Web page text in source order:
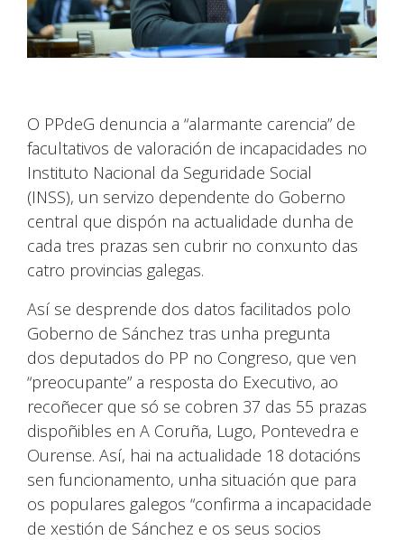
O PPdeG denuncia a “alarmante carencia” de
facultativos de valoración de incapacidades no
Instituto Nacional da Seguridade Social
(INSS), un servizo dependente do Goberno
central que dispón na actualidade dunha de
cada tres prazas sen cubrir no conxunto das
catro provincias galegas.
Así se desprende dos datos facilitados polo
Goberno de Sánchez tras unha pregunta
dos deputados do PP no Congreso, que ven
“preocupante” a resposta do Executivo, ao
recoñecer que só se cobren 37 das 55 prazas
dispoñibles en A Coruña, Lugo, Pontevedra e
Ourense. Así, hai na actualidade 18 dotacións
sen funcionamento, unha situación que para
os populares galegos “confirma a incapacidade
de xestión de Sánchez e os seus socios